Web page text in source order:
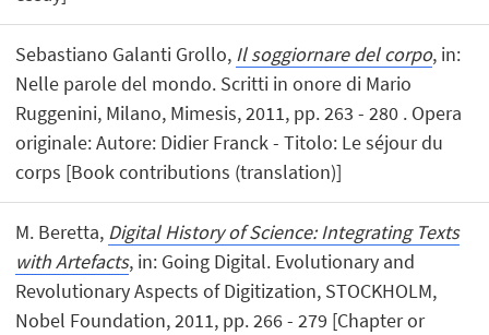
Sebastiano Galanti Grollo, Il soggiornare del corpo, in:
Nelle parole del mondo. Scritti in onore di Mario
Ruggenini, Milano, Mimesis, 2011, pp. 263 - 280 . Opera
originale: Autore: Didier Franck - Titolo: Le séjour du
corps [Book contributions (translation)]
M. Beretta, Digital History of Science: Integrating Texts
with Artefacts, in: Going Digital. Evolutionary and
Revolutionary Aspects of Digitization, STOCKHOLM,
Nobel Foundation, 2011, pp. 266 - 279 [Chapter or